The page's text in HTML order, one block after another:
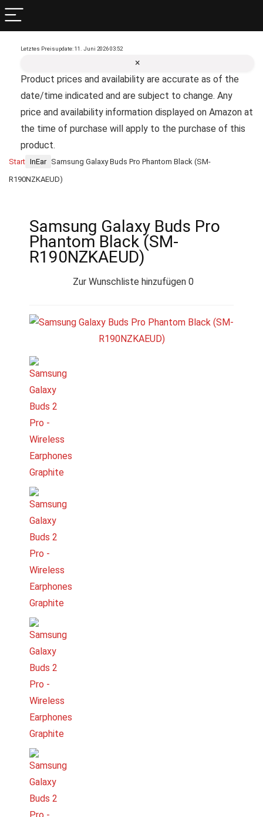
Letztes Preisupdate: 11. Juni 2026 03:52
×
Product prices and availability are accurate as of the
date/time indicated and are subject to change. Any
price and availability information displayed on Amazon at
the time of purchase will apply to the purchase of this
product.
Start InEar Samsung Galaxy Buds Pro Phantom Black (SM-
R190NZKAEUD)
Samsung Galaxy Buds Pro
Phantom Black (SM-
R190NZKAEUD)
Zur Wunschliste hinzufügen 0